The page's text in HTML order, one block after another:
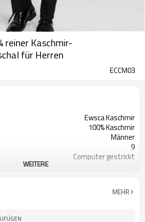
reiner Kaschmir-
für Herren
ECCM03
Ewsca Kaschmir
100% Kaschmir
Männer
9
Computer gestrickt
100 Stück / Stil / Farbe
WEITERE
MEHR